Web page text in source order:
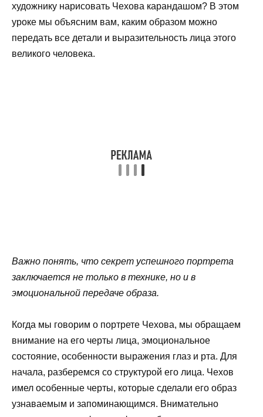
художнику нарисовать Чехова карандашом? В этом
уроке мы объясним вам, каким образом можно
передать все детали и выразительность лица этого
великого человека.
Важно понять, что секрет успешного портрета
заключается не только в технике, но и в
эмоциональной передаче образа.
Когда мы говорим о портрете Чехова, мы обращаем
внимание на его черты лица, эмоциональное
состояние, особенности выражения глаз и рта. Для
начала, разберемся со структурой его лица. Чехов
имел особенные черты, которые сделали его образ
узнаваемым и запоминающимся. Внимательно